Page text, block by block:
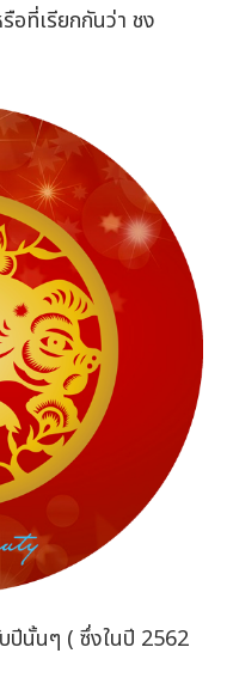
อที่เรียกกันว่า ชง
ปีนั้นๆ ( ซึ่งในปี 2562